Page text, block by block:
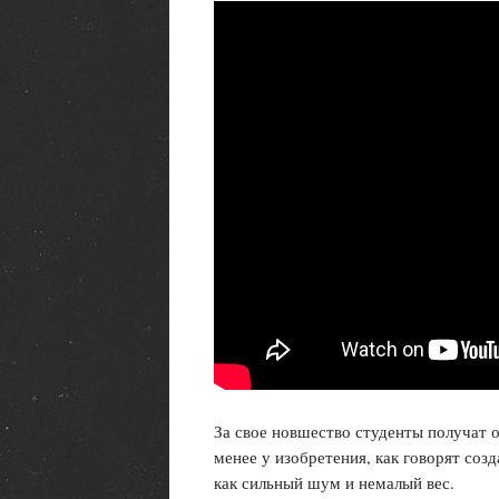
За свое новшество студенты
менее у изобретения, как говорят
как сильный шум и немалый вес.